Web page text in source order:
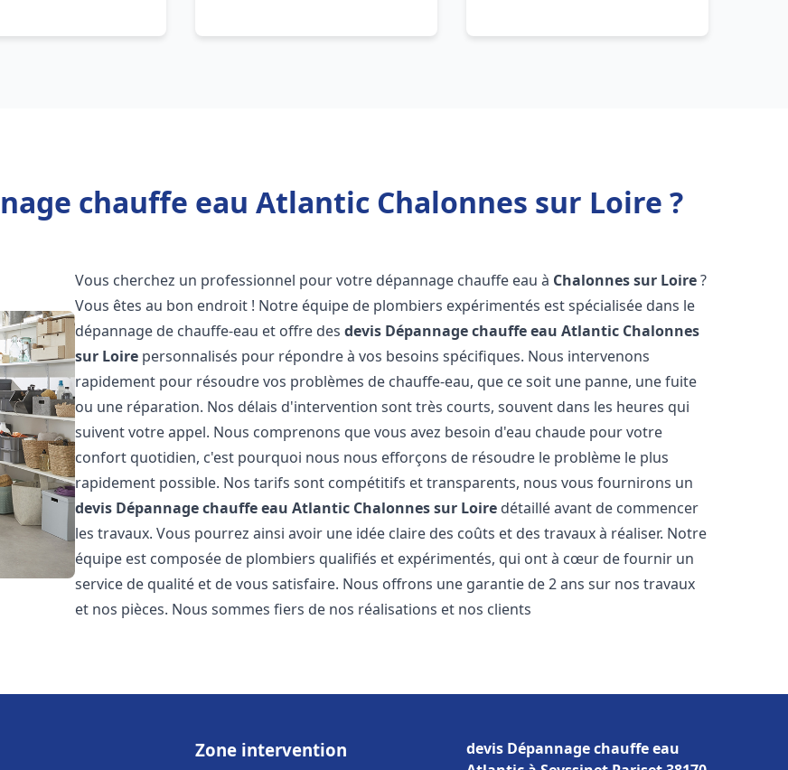
chauffe eau Atlantic Chalonnes sur Loire ?
Vous cherchez un professionnel pour votre dépannage chauffe eau à Chalonnes sur Loire?
Vous êtes au bon endroit ! Notre équipe de plombiers expérimentés est spécialisée dans le
dépannage de chauffe-eau et offre desdevis Dépannage chauffe eau Atlantic Chalonnes
sur Loire personnalisés pour répondre à vos besoins spécifiques. Nous intervenons
rapidement pour résoudre vos problèmes de chauffe-eau, que ce soit une panne, une fuite
ou une réparation. Nos délais d'intervention sont très courts, souvent dans les heures qui
suivent votre appel. Nous comprenons que vous avez besoin d'eau chaude pour votre
confort quotidien, c'est pourquoi nous nous efforçons de résoudre le problème le plus
rapidement possible. Nos tarifs sont compétitifs et transparents, nous vous fournirons un
devis Dépannage chauffe eau Atlantic Chalonnes sur Loire détaillé avant de commencer
les travaux. Vous pourrez ainsi avoir une idée claire des coûts et des travaux à réaliser. Notre
équipe est composée de plombiers qualifiés et expérimentés, qui ont à cœur de fournir un
service de qualité et de vous satisfaire. Nous offrons une garantie de 2 ans sur nos travaux
et nos pièces. Nous sommes fiers de nos réalisations et nos clients
Zone intervention
devis Dépannage chauffe eau